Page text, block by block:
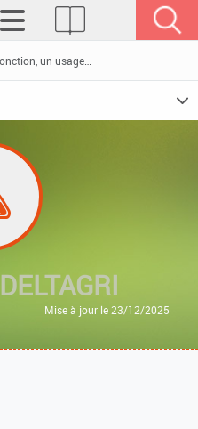
DELTAGRI
Mise à jour le 23/12/2025